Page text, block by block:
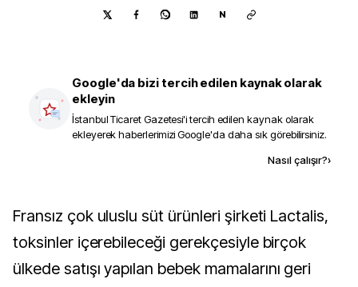
N
Google'da bizi tercih edilen kaynak olarak
ekleyin
İstanbul Ticaret Gazetesi'i tercih edilen kaynak olarak
ekleyerek haberlerimizi Google'da daha sık görebilirsiniz.
Nasıl çalışır?›
Fransız çok uluslu süt ürünleri şirketi Lactalis,
toksinler içerebileceği gerekçesiyle birçok
ülkede satışı yapılan bebek mamalarını geri